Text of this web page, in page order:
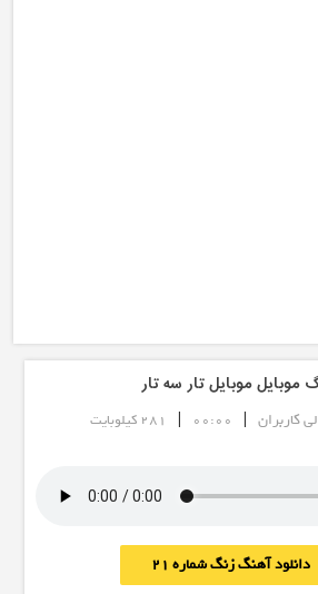
موبایل موبایل تار سه تار
کاربران |
00:00
| 281 کیلوبایت
دانلود آهنگ زنگ شماره 21